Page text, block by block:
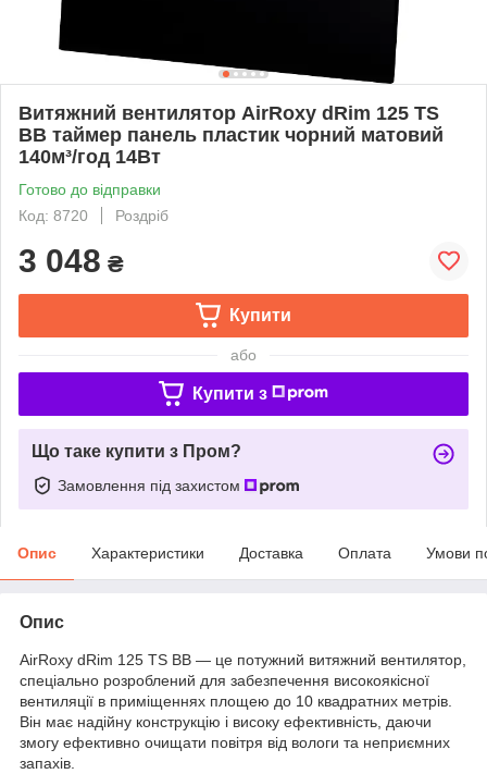
Витяжний вентилятор AirRoxy dRim 125 TS
BB таймер панель пластик чорний матовий
140м³/год 14Вт
Готово до відправки
Код: 8720
Роздріб
3 048 ₴
Купити
або
Купити з
Що таке купити з Пром?
Замовлення під захистом
Опис Характеристики Доставка Оплата Умови
Опис
AirRoxy dRim 125 TS BB — це потужний витяжний вентилятор,
спеціально розроблений для забезпечення високоякісної
вентиляції в приміщеннях площею до 10 квадратних метрів.
Він має надійну конструкцію і високу ефективність, даючи
змогу ефективно очищати повітря від вологи та неприємних
запахів.